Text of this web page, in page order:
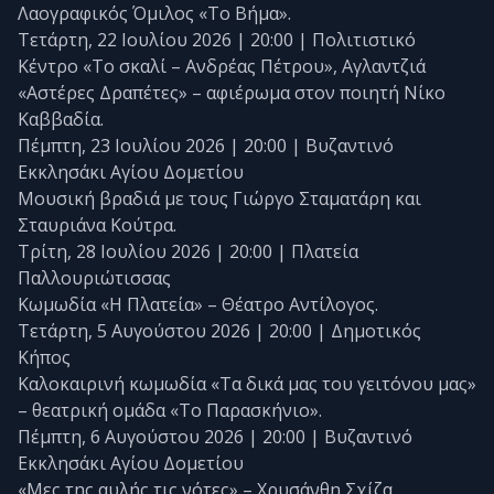
Λαογραφικός Όμιλος «Το Βήμα».
Τετάρτη, 22 Ιουλίου 2026 | 20:00 | Πολιτιστικό
Κέντρο «Το σκαλί – Ανδρέας Πέτρου», Αγλαντζιά
«Αστέρες Δραπέτες» – αφιέρωμα στον ποιητή Νίκο
Καββαδία.
Πέμπτη, 23 Ιουλίου 2026 | 20:00 | Βυζαντινό
Εκκλησάκι Αγίου Δομετίου
Μουσική βραδιά με τους Γιώργο Σταματάρη και
Σταυριάνα Κούτρα.
Τρίτη, 28 Ιουλίου 2026 | 20:00 | Πλατεία
Παλλουριώτισσας
Κωμωδία «Η Πλατεία» – Θέατρο Αντίλογος.
Τετάρτη, 5 Αυγούστου 2026 | 20:00 | Δημοτικός
Κήπος
Καλοκαιρινή κωμωδία «Τα δικά μας του γειτόνου μας»
– θεατρική ομάδα «Το Παρασκήνιο».
Πέμπτη, 6 Αυγούστου 2026 | 20:00 | Βυζαντινό
Εκκλησάκι Αγίου Δομετίου